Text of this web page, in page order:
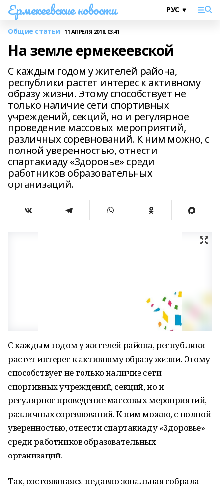
Ермекеевские новости
Общие статьи 11 АПРЕЛЯ 2018, 03:41
На земле ермекеевской
С каждым годом у жителей района,
республики растет интерес к активному
образу жизни. Этому способствует не
только наличие сети спортивных
учреждений, секций, но и регулярное
проведение массовых мероприятий,
различных соревнований. К ним можно, с
полной уверенностью, отнести
спартакиаду «Здоровье» среди
работников образовательных
организаций.
С каждым годом у жителей района, республики
растет интерес к активному образу жизни. Этому
способствует не только наличие сети
спортивных учреждений, секций, но и
регулярное проведение массовых мероприятий,
различных соревнований. К ним можно, с полной
уверенностью, отнести спартакиаду «Здоровье»
среди работников образовательных
организаций.
Так, состоявшаяся недавно зональная собрала